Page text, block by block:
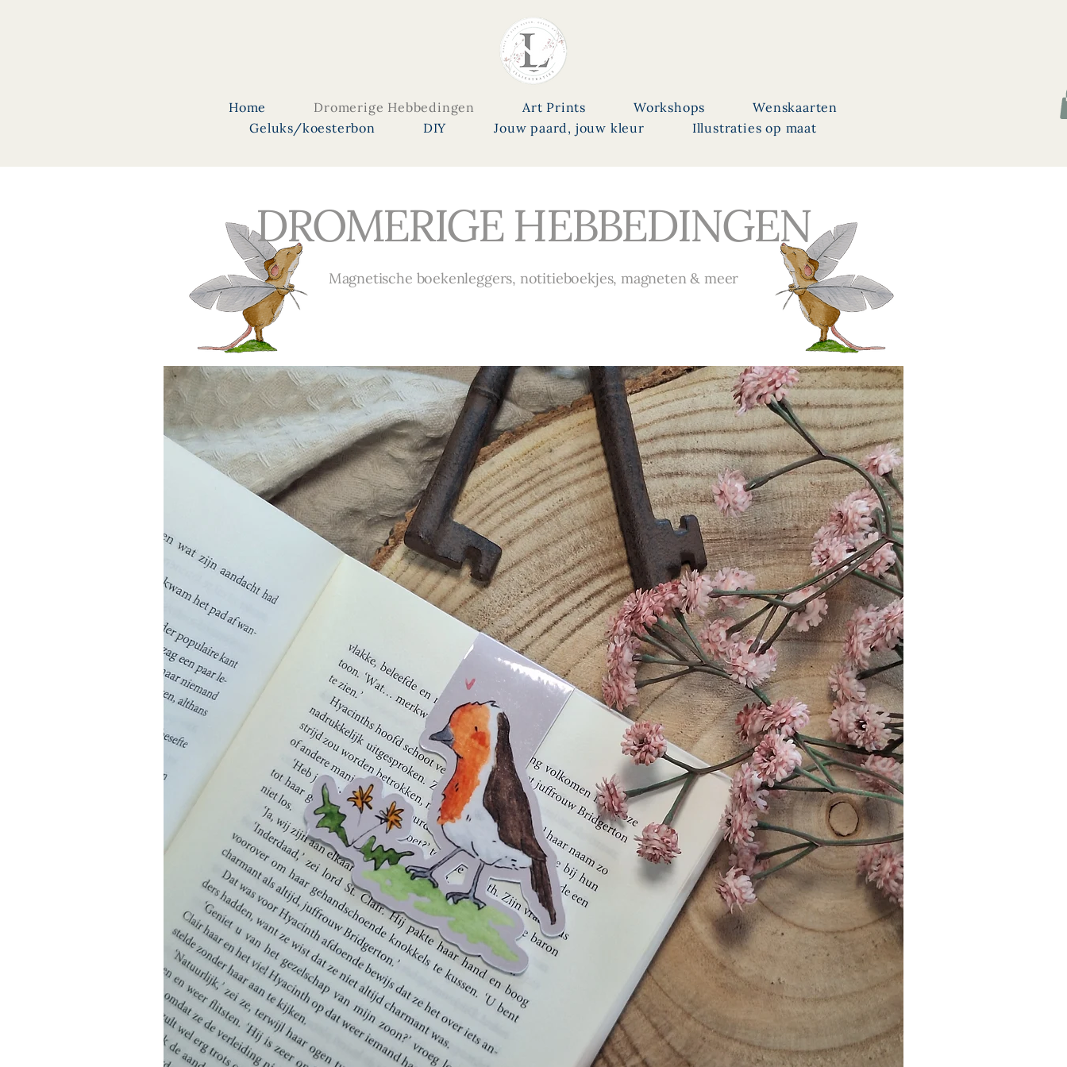
Home Dromerige Hebbedingen Art Prints Workshops
Wenskaarten
Geluks/koesterbon
DIY Jouw paard, jouw kleur Illustraties op maat
DROMERIGE HEBBEDINGEN
Magnetische boekenleggers, notitieboekjes, magneten & meer